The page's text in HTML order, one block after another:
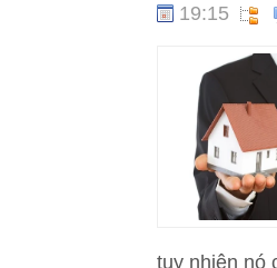
19:15
tuy nhiên nó